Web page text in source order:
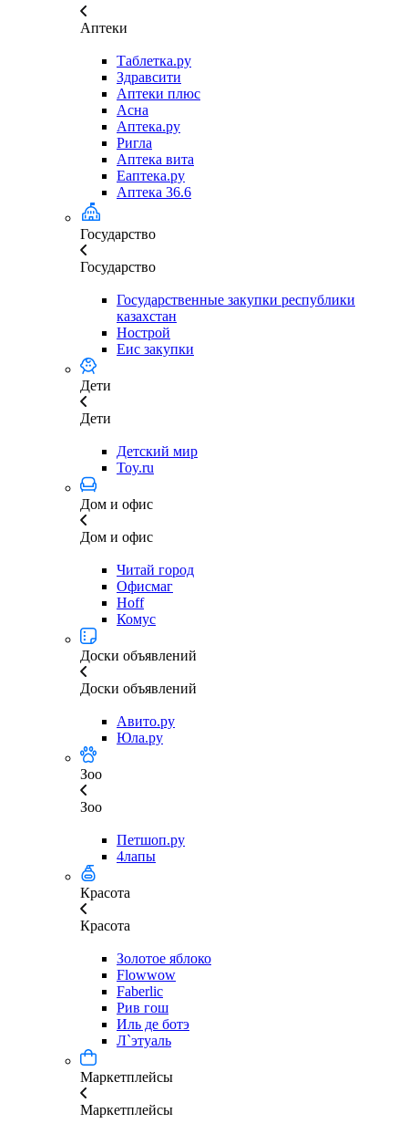
Аптеки
Таблетка.ру
Здравсити
Аптеки плюс
Асна
Аптека.ру
Ригла
Аптека вита
Еаптека.ру
Аптека 36.6
Государство
Государство
Государственные закупки республики
казахстан
Нострой
Еис закупки
Дети
Дети
Детский мир
Toy.ru
Дом и офис
Дом и офис
Читай город
Офисмаг
Hoff
Комус
Доски объявлений
Доски объявлений
Авито.ру
Юла.ру
Зоо
Зоо
Петшоп.ру
4лапы
Красота
Красота
Золотое яблоко
Flowwow
Faberlic
Рив гош
Иль де ботэ
Л`этуаль
Маркетплейсы
Маркетплейсы